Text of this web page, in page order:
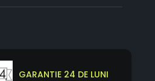
GARANTIE 24 DE LUNI